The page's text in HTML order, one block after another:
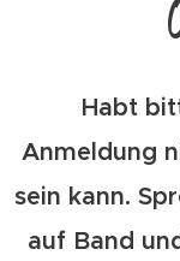
Habt
Anmeldung
sein kann.
auf Band